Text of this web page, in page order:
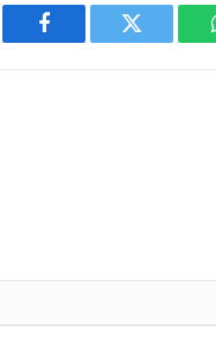
Facebook Twitter